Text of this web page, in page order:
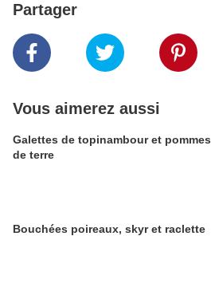
Partager
Vous aimerez aussi
Galettes de topinambour et pommes
de terre
Bouchées poireaux, skyr et raclette